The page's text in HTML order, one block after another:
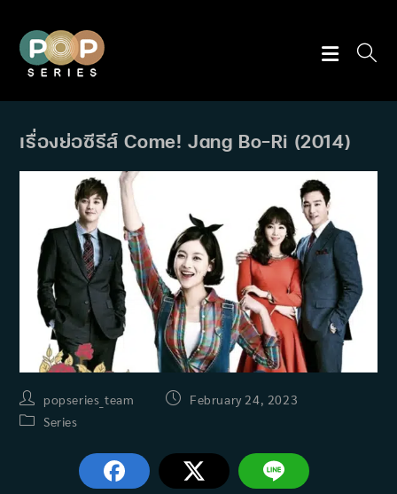
content
เรื่องย่อซีรีส์ Come! Jang Bo-Ri (2014)
Post
author:
popseries_team
PostFebruary 24, 2023
PostSeries